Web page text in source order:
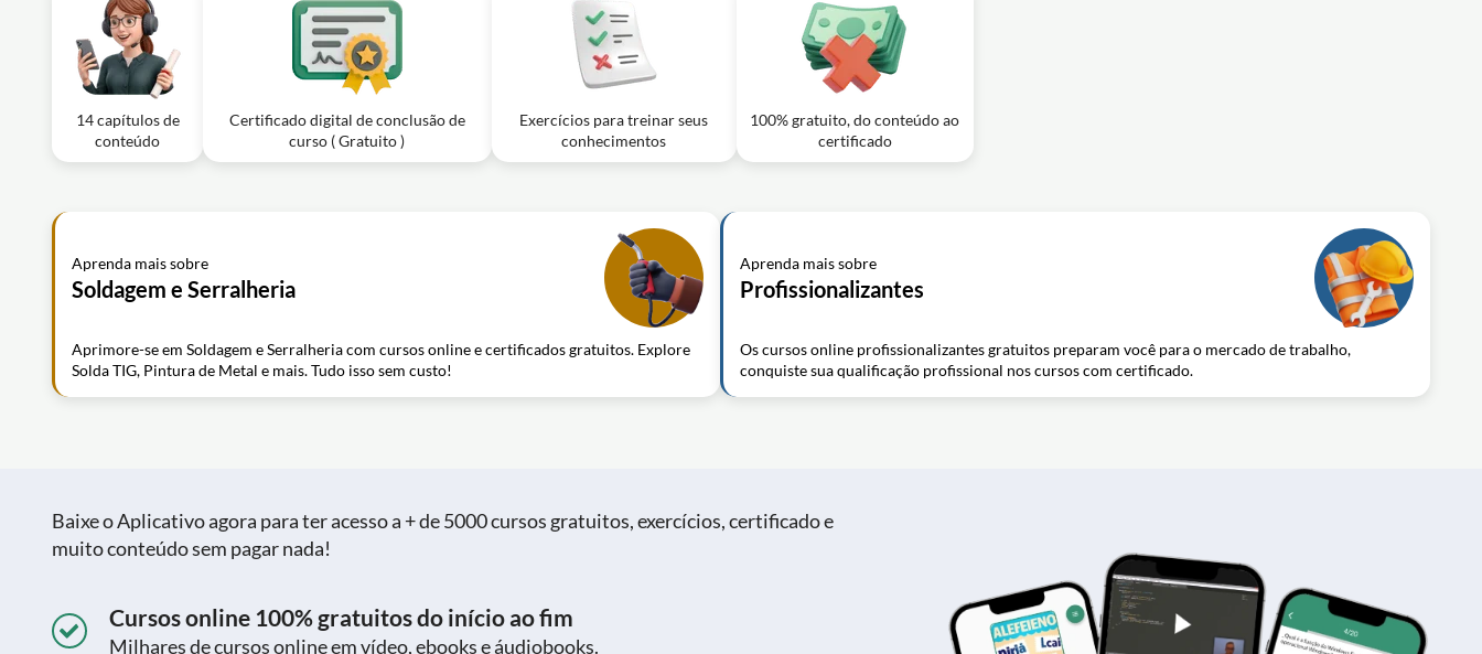
14 capítulos de
conteúdo
Certificado digital de conclusão de
curso ( Gratuito )
Exercícios para treinar seus
conhecimentos
100% gratuito, do conteúdo ao
certificado
Aprenda mais sobre
Soldagem e Serralheria
Aprimore-se em Soldagem e Serralheria com cursos online e certificados gratuitos. Explore
Solda TIG, Pintura de Metal e mais. Tudo isso sem custo!
Aprenda mais sobre
Profissionalizantes
Os cursos online profissionalizantes gratuitos preparam você para o mercado de trabalho,
conquiste sua qualificação profissional nos cursos com certificado.
Baixe o Aplicativo agora para ter acesso a + de 5000 cursos gratuitos, exercícios, certificado e
muito conteúdo sem pagar nada!
Cursos online 100% gratuitos do início ao fim
Milhares de cursos online em vídeo, ebooks e áudiobooks.